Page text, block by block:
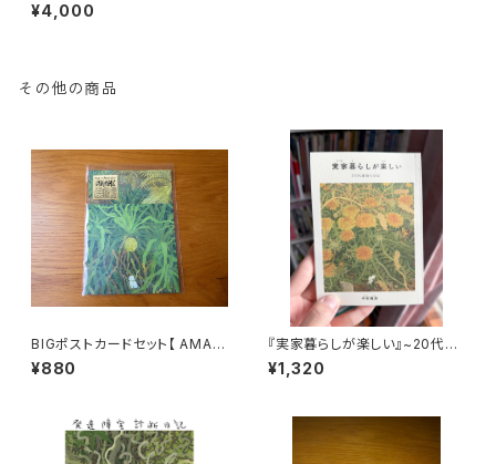
¥4,000
その他の商品
BIGポストカードセット【 AMAM
I 】(４枚入り)
¥880
『実家暮らしが楽しい』~20代最
後の日記~｜中村雅奈
¥1,320